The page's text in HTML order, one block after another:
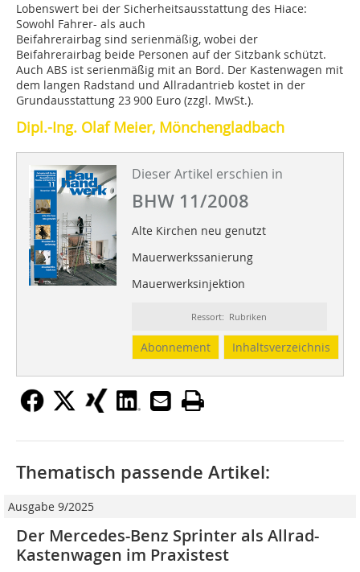
Lobenswert bei der Sicherheitsausstattung des Hiace:
Sowohl Fahrer- als auch
Beifahrerairbag sind serienmäßig, wobei der
Beifahrerairbag beide Personen auf der Sitzbank schützt.
Auch ABS ist serienmäßig mit an Bord. Der Kastenwagen mit
dem langen Radstand und Allradantrieb kostet in der
Grundausstattung 23 900 Euro (zzgl. MwSt.).
Dipl.-Ing. Olaf Meier, Mönchengladbach
Dieser Artikel erschien in
BHW 11/2008
Alte Kirchen neu genutzt
Mauerwerkssanierung
Mauerwerksinjektion
Ressort: Rubriken
Abonnement Inhaltsverzeichnis
Thematisch passende Artikel:
Ausgabe 9/2025
Der Mercedes-Benz Sprinter als Allrad-
Kastenwagen im Praxistest